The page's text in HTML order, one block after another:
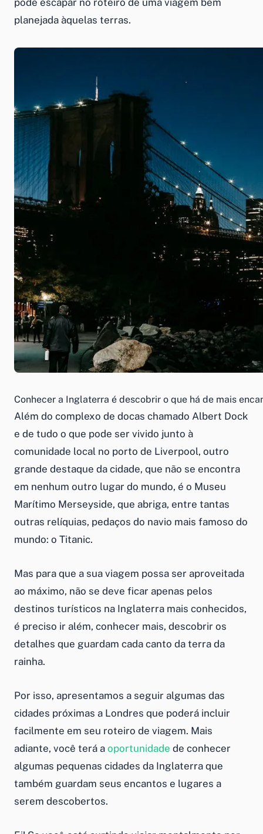
pode escapar no roteiro de uma viagem bem
planejada àquelas terras.
Conhecer a Inglaterra é descobrir o que há de mais
Além do complexo de docas chamado Albert Dock
e de tudo o que pode ser vivido junto à
comunidade local no porto de Liverpool, outro
grande destaque da cidade, que não se encontra
em nenhum outro lugar do mundo, é o Museu
Marítimo Merseyside, que abriga, entre tantas
outras relíquias, pedaços do navio mais famoso do
mundo: o Titanic.
Mas para que a sua viagem possa ser aproveitada
ao máximo, não se deve ficar apenas pelos
destinos turísticos na Inglaterra mais conhecidos,
é preciso ir além, conhecer mais, descobrir os
detalhes que guardam cada canto da terra da
rainha.
Por isso, apresentamos a seguir algumas das
cidades próximas a Londres que poderá incluir
facilmente em seu roteiro de viagem. Mais
adiante, você terá a oportunidade de conhecer
algumas pequenas cidades da Inglaterra que
também guardam seus encantos e lugares a
serem descobertos.